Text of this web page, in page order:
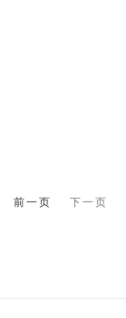
前一页 下一页